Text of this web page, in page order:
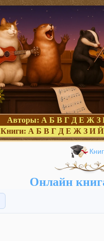
Авторы: А Б В Г Д Е Ж З
Книги: А Б В Г Д Е Ж З И Й
Онлайн